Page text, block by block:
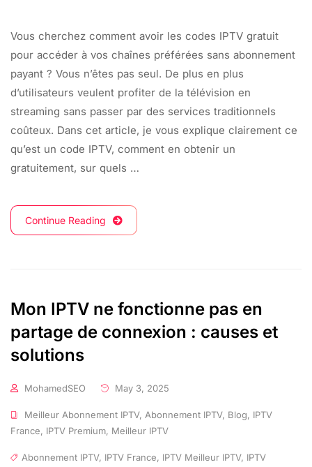
Vous cherchez comment avoir les codes IPTV gratuit
pour accéder à vos chaînes préférées sans abonnement
payant ? Vous n’êtes pas seul. De plus en plus
d’utilisateurs veulent profiter de la télévision en
streaming sans passer par des services traditionnels
coûteux. Dans cet article, je vous explique clairement ce
qu’est un code IPTV, comment en obtenir un
gratuitement, sur quels …
Continue Reading
Mon IPTV ne fonctionne pas en
partage de connexion : causes et
solutions
MohamedSEO May 3, 2025
Meilleur Abonnement IPTV, Abonnement IPTV, Blog, IPTV
France, IPTV Premium, Meilleur IPTV
Abonnement IPTV, IPTV France, IPTV Meilleur IPTV, IPTV